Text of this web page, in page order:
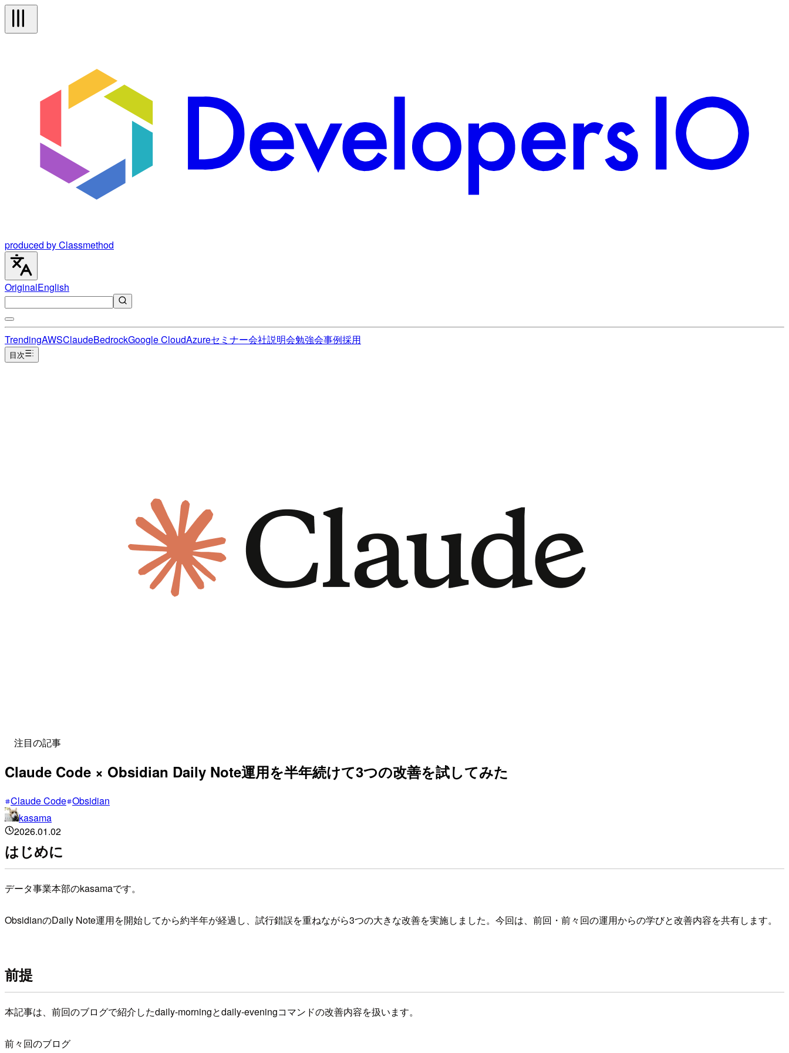
produced by Classmethod
OriginalEnglish
TrendingAWSClaudeBedrockGoogle CloudAzureセミナー会社説明会勉強会事例採用
目次
注目の記事
Claude Code × Obsidian Daily Note運用を半年続けて3つの改善を試してみた
Claude Code Obsidian
kasama
2026.01.02
はじめに
データ事業本部のkasamaです。
ObsidianのDaily Note運用を開始してから約半年が経過し、試行錯誤を重ねながら3つの大きな改善を実施しました。今回は、前回・前々回の運用からの学びと改善内容を共有します。
前提
本記事は、前回のブログで紹介したdaily-morningとdaily-eveningコマンドの改善内容を扱います。
前々回のブログ